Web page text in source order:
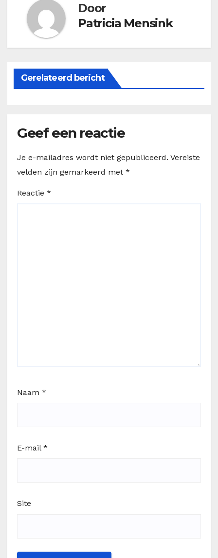
Door
Patricia Mensink
Gerelateerd bericht
Geef een reactie
Je e-mailadres wordt niet gepubliceerd. Vereiste
velden zijn gemarkeerd met *
Reactie *
Naam *
E-mail *
Site